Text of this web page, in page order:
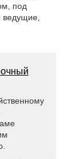
под
ведущие,